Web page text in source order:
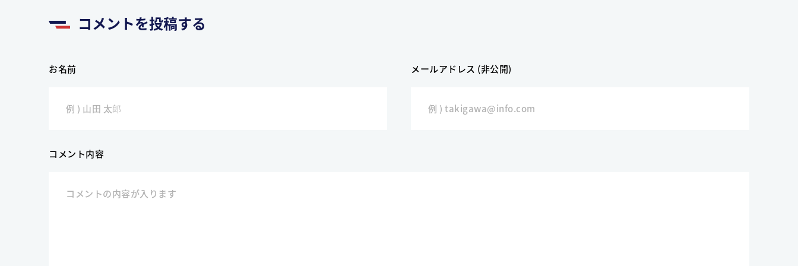
コメントを投稿する
お名前 メールアドレス (非公開)
コメント内容